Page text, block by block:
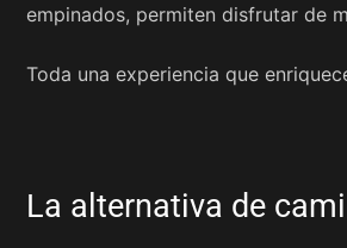
empinados, permiten disfrutar de
Toda una experiencia que
La alternativa de